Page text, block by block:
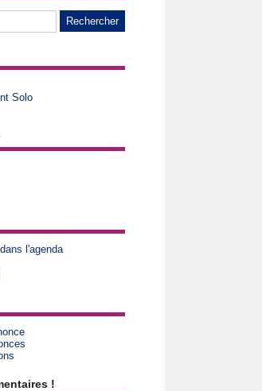
Solo
l'agenda
!